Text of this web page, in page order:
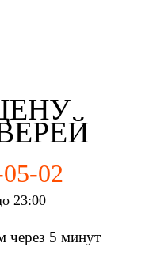
02
23:00
5 минут